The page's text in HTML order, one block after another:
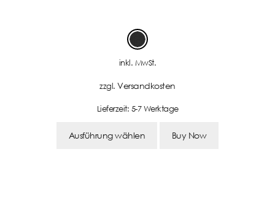
inkl. MwSt.
zzgl.Versandkosten
Lieferzeit: 5-7 Werktage
Ausführung wählen Buy Now